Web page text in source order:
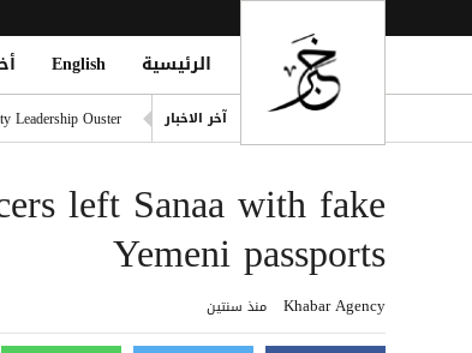
الرئيسية English
آخر الاخبار
Leadership Ouster
وقف ChatGPT Atlas في 9 أغسطس: دليلك لحفظ بياناتك قبل فوات الأوان
مقتل نحو 100 مهاجر في موجة عبور جماعي إلى سبتة وسط أزمة إنسانية وأمنية
left Sanaa with fake
Yemeni passports
Khabar Agency منذ سنتين